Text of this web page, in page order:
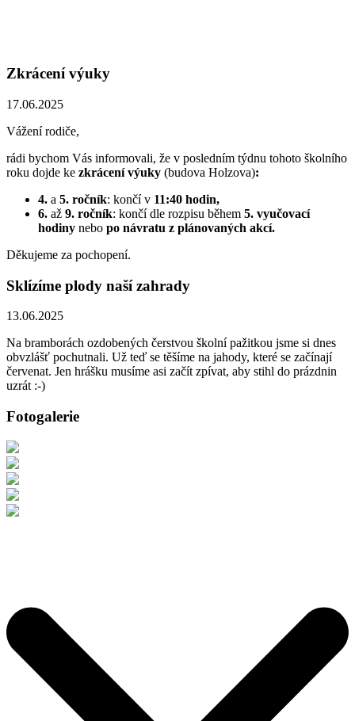
Zkrácení výuky
17.06.2025
Vážení rodiče,
rádi bychom Vás informovali, že v posledním týdnu tohoto školního
roku dojde ke zkrácení výuky (budova Holzova):
4. a 5. ročník: končí v 11:40 hodin,
6. až 9. ročník: končí dle rozpisu během 5. vyučovací
hodiny nebo po návratu z plánovaných akcí.
Děkujeme za pochopení.
Sklízíme plody naší zahrady
13.06.2025
Na bramborách ozdobených čerstvou školní pažitkou jsme si dnes
obvzlášť pochutnali. Už teď se těšíme na jahody, které se začínají
červenat. Jen hrášku musíme asi začít zpívat, aby stihl do prázdnin
uzrát :-)
Fotogalerie